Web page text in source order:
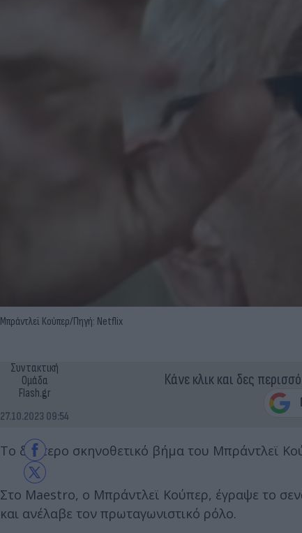
Μπράντλεϊ Κούπερ/Πηγή: Νetflix
Συντακτική
Ομάδα
Flash.gr
27.10.2023 09:54
Κάνε κλικ και δες
Το δεύτερο σκηνοθετικό βήμα του Μπράντλεϊ
Στo Maestro, ο Μπράντλεϊ Κούπερ, έγραψε το
και ανέλαβε τον πρωταγωνιστικό ρόλο.